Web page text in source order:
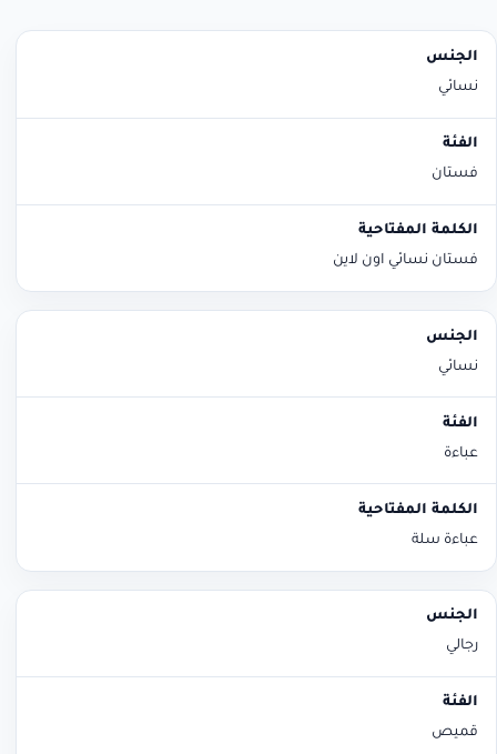
الجنس
نسائي
فستان
فستان نسائي اون لاين
نسائي
عباءة
عباءة سلة
رجالي
قميص